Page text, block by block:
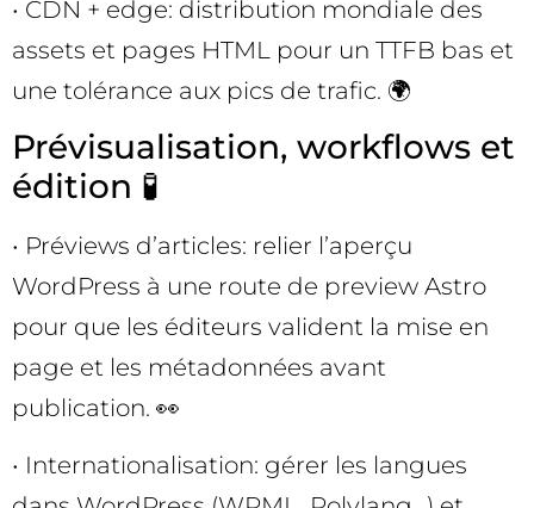
• CDN + edge: distribution mondiale des
assets et pages HTML pour un TTFB bas et
une tolérance aux pics de trafic. 🌍
Prévisualisation, workflows et
édition 🧪
• Préviews d’articles: relier l’aperçu
WordPress à une route de preview Astro
pour que les éditeurs valident la mise en
page et les métadonnées avant
publication. 👀
• Internationalisation: gérer les langues